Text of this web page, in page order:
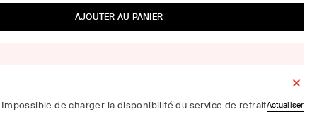
AJOUTER AU PANIER
Impossible de charger la disponibilité du service de retraitActualiser